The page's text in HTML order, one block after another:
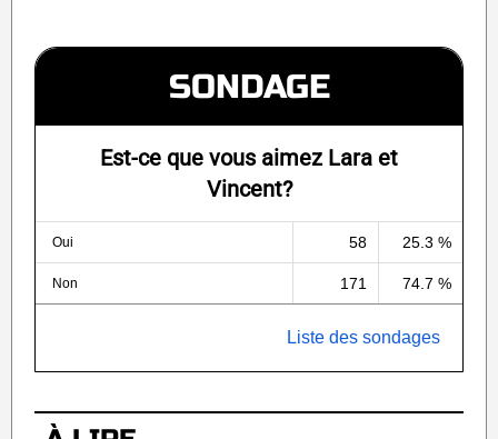
SONDAGE
Est-ce que vous aimez Lara et
Vincent?
Oui 58 25.3 %
Non 171 74.7 %
Liste des sondages